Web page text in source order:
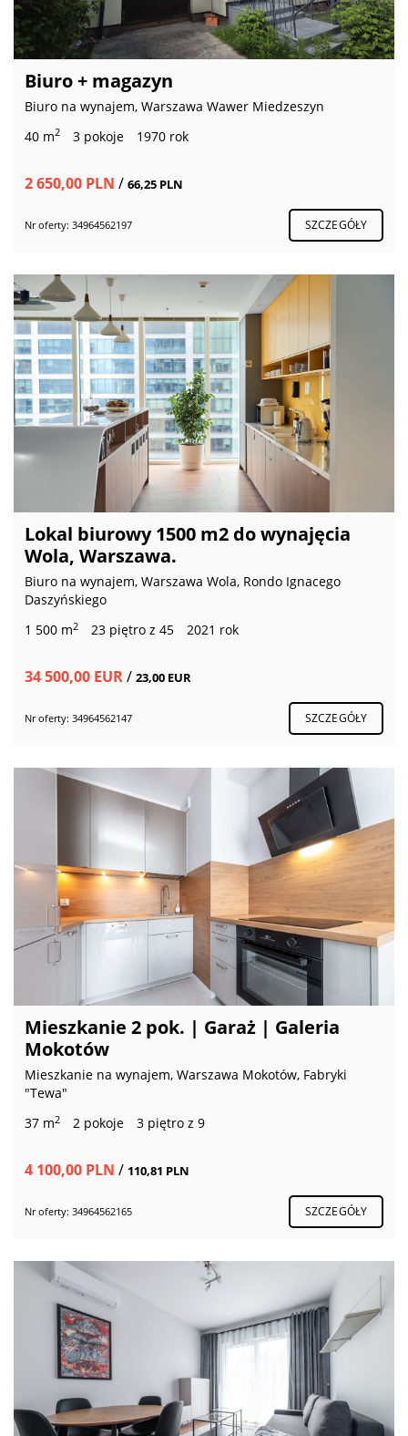
Biuro + magazyn
Biuro na wynajem, Warszawa Wawer Miedzeszyn
40 m2 3 pokoje 1970 rok
2 650,00 PLN / 66,25 PLN
Nr oferty: 34964562197 SZCZEGÓŁY
Lokal biurowy 1500 m2 do wynajęcia
Wola, Warszawa.
Biuro na wynajem, Warszawa Wola, Rondo Ignacego
Daszyńskiego
1 500 m2 23 piętro z 45 2021 rok
34 500,00 EUR/ 23,00 EUR
Nr oferty: 34964562147 SZCZEGÓŁY
Mieszkanie 2 pok. | Garaż | Galeria
Mokotów
Mieszkanie na wynajem, Warszawa Mokotów, Fabryki
"Tewa"
37 m2 2 pokoje 3 piętro z 9
4 100,00 PLN / 110,81 PLN
Nr oferty: 34964562165 SZCZEGÓŁY